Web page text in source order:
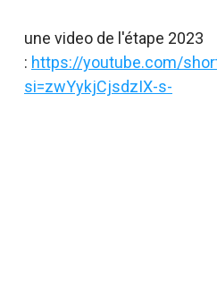
une video de l'étape 2023
: https://youtube.com/
si=zwYykjCjsdzIX-s-